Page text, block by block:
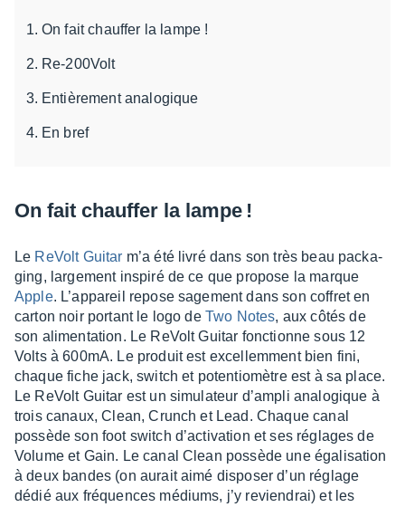
On fait chauffer la lampe !
Re-200Volt
Entièrement analogique
En bref
On fait chauf­fer la lampe !
Le ReVolt Guitar m’a été livré dans son très beau packa­
ging, large­ment inspiré de ce que propose la marque
Apple. L’ap­pa­reil repose sage­ment dans son coffret en
carton noir portant le logo de Two Notes, aux côtés de
son alimen­ta­tion. Le ReVolt Guitar fonc­tionne sous 12
Volts à 600mA. Le produit est excel­lem­ment bien fini,
chaque fiche jack, switch et poten­tio­mètre est à sa place.
Le ReVolt Guitar est un simu­la­teur d’am­pli analo­gique à
trois canaux, Clean, Crunch et Lead. Chaque canal
possède son foot switch d’ac­ti­va­tion et ses réglages de
Volume et Gain. Le canal Clean possède une égali­sa­tion
à deux bandes (on aurait aimé dispo­ser d’un réglage
dédié aux fréquences médiums, j’y revien­drai) et les